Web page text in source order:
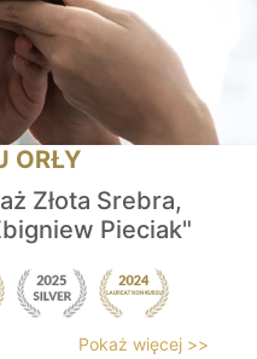
ORŁY
Złota Srebra,
Pieciak"
Pokaż więcej >>